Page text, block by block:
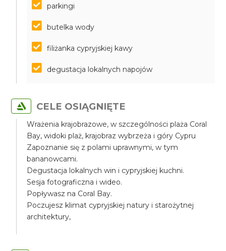
parkingi
butelka wody
filiżanka cypryjskiej kawy
degustacja lokalnych napojów
CELE OSIĄGNIĘTE
Wrażenia krajobrazowe, w szczególności plaża Coral
Bay, widoki plaż, krajobraz wybrzeża i góry Cypru
Zapoznanie się z polami uprawnymi, w tym
bananowcami.
Degustacja lokalnych win i cypryjskiej kuchni.
Sesja fotograficzna i wideo.
Popływasz na Coral Bay.
Poczujesz klimat cypryjskiej natury i starożytnej
architektury,